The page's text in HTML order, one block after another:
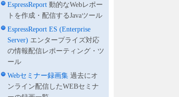
EspressReport 動的なWebレポー
トを作成・配信するJavaツール
EspressReport ES (Enterprise
Server) エンタープライズ対応
の情報配信レポーティング・ツ
ール
Webセミナー録画集 過去にオ
ンライン配信したWEBセミナ